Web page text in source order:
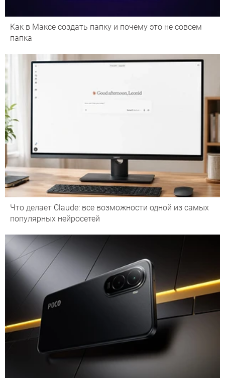
Как в Максе создать папку и почему это не совсем
папка
Что делает Сlaude: все возможности одной из самых
популярных нейросетей